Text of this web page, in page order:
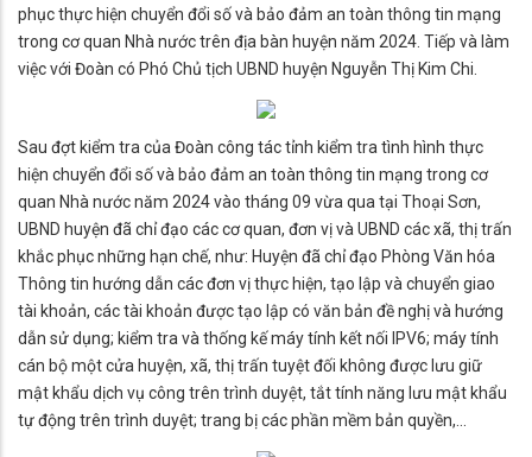
phục thực hiện chuyển đổi số và bảo đảm an toàn thông tin mạng
trong cơ quan Nhà nước trên địa bàn huyện năm 2024. Tiếp và làm
việc với Đoàn có Phó Chủ tịch UBND huyện Nguyễn Thị Kim Chi.
Sau đợt kiểm tra của Đoàn công tác tỉnh kiểm tra tình hình thực
hiện chuyển đổi số và bảo đảm an toàn thông tin mạng trong cơ
quan Nhà nước năm 2024 vào tháng 09 vừa qua tại Thoại Sơn,
UBND huyện đã chỉ đạo các cơ quan, đơn vị và UBND các xã, thị trấn
khắc phục những hạn chế, như: Huyện đã chỉ đạo Phòng Văn hóa
Thông tin hướng dẫn các đơn vị thực hiện, tạo lập và chuyển giao
tài khoản, các tài khoản được tạo lập có văn bản đề nghị và hướng
dẫn sử dụng; kiểm tra và thống kế máy tính kết nối IPV6; máy tính
cán bộ một cửa huyện, xã, thị trấn tuyệt đối không được lưu giữ
mật khẩu dịch vụ công trên trình duyệt, tắt tính năng lưu mật khẩu
tự động trên trình duyệt; trang bị các phần mềm bản quyền,...